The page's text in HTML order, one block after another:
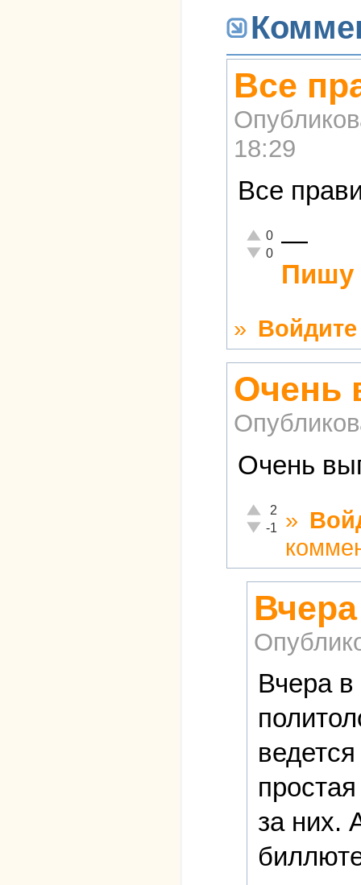
Все
18:29
Все
Отлично!
0
Неадекватно!
0 —
Пишу
» Войдите
Очень
Очень
Отлично!
2
Неадекватно!
-1 »
Вчера
за них.